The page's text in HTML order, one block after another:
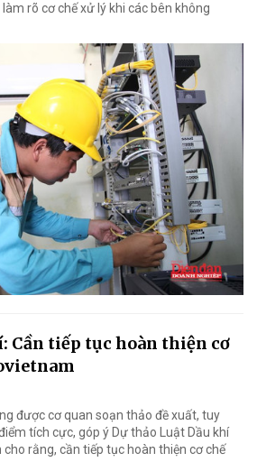
rõ cơ chế xử lý khi các bên không
Cần tiếp tục hoàn thiện cơ
được cơ quan soạn thảo đề xuất, tuy
tích cực, góp ý Dự thảo Luật Dầu khí
rằng, cần tiếp tục hoàn thiện cơ chế